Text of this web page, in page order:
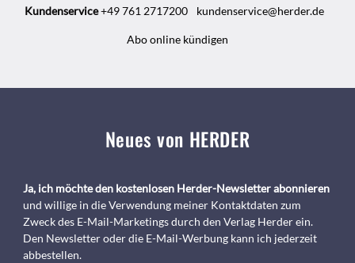
Kundenservice+49 761 2717200 kundenservice@herder.de
Abo online kündigen
Neues von HERDER
Ja, ich möchte den kostenlosen Herder-Newsletter abonnieren
und willige in die Verwendung meiner Kontaktdaten zum
Zweck des E-Mail-Marketings durch den Verlag Herder ein.
Den Newsletter oder die E-Mail-Werbung kann ich jederzeit
abbestellen.